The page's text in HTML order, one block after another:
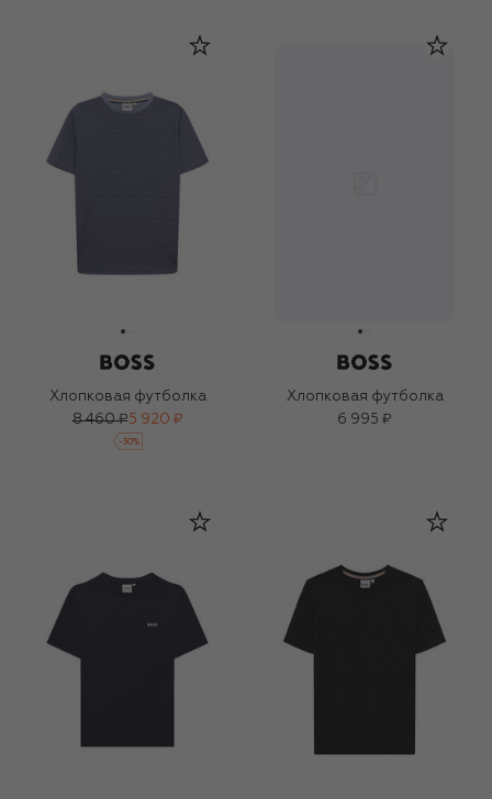
Хлопковая футболка
8 460 ₽5 920 ₽
-30%
Хлопковая футболка
6 995 ₽